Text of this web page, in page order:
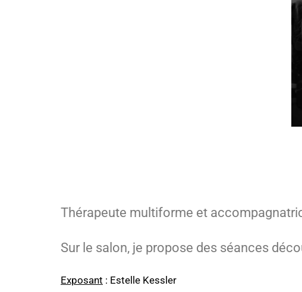
Thérapeute multiforme et
Sur le salon, je propose des séances
Exposant : Estelle Kessler